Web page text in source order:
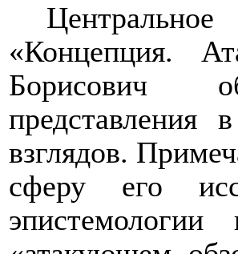
«Концепция.
Борисович
представления
взглядов.
сферу его